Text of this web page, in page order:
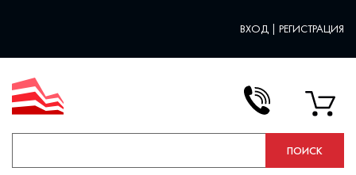
ВХОД | РЕГИСТРАЦИЯ